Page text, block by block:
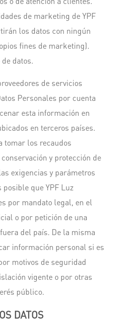
de marketing de YPF
los datos con ningún
fines de marketing).
datos.
de servicios
Personales por cuenta
esta información en
en terceros países.
tomar los recaudos
y protección de
exigencias y parámetros
posible que YPF Luz
por mandato legal, en el
o por petición de una
del país. De la misma
información personal si es
motivos de seguridad
vigente o por otras
público.
DATOS